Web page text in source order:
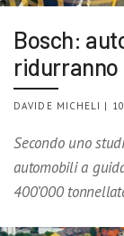
Bosch:
ridurranno
DAVIDE MICHELI |
Secondo uno
automobili a
400’000